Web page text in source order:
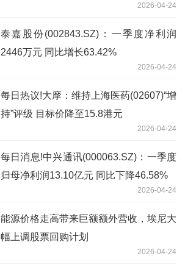
2026-04-24
泰嘉股份(002843.SZ)：一季度净利润
2446万元 同比增长63.42%
2026-04-24
每日热议!大摩：维持上海医药(02607)“增
持”评级 目标价降至15.8港元
2026-04-24
每日消息!中兴通讯(000063.SZ)：一季度
归母净利润13.10亿元 同比下降46.58%
2026-04-24
能源价格走高带来巨额额外营收，埃尼大
幅上调股票回购计划
2026-04-24